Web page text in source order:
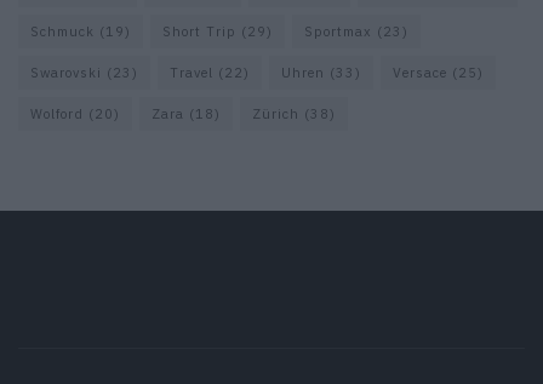
Schmuck (19) Short Trip (29) Sportmax (23)
Swarovski (23) Travel (22) Uhren (33) Versace (25)
Wolford (20) Zara (18) Zürich (38)